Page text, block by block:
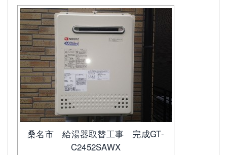
桑名市 給湯器取替工事 完成GT-
C2452SAWX